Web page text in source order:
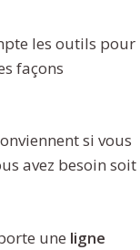
les outils pour
façons
si vous
avez besoin soit
une ligne